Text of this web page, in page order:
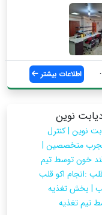
اطلاعات بیشتر
نوین
نوین | کنترل
متخصصین |
خون توسط تیم
:انجام اکو قلب
| بخش تغذیه
تیم تغذیه